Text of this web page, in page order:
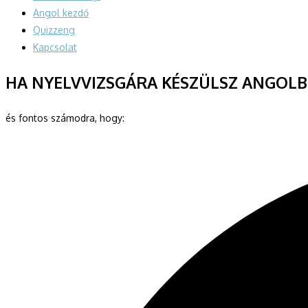
Angol kezdő
Quizzeng
Kapcsolat
HA NYELVVIZSGÁRA KÉSZÜLSZ
és fontos számodra, hogy: